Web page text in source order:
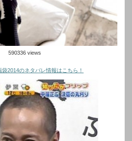
590336 views
袋2014のネタバレ情報はこちら！